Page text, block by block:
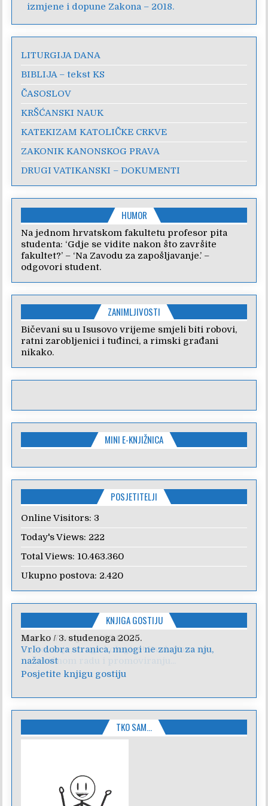
izmjene i dopune Zakona – 2018.
LITURGIJA DANA
BIBLIJA – tekst KS
ČASOSLOV
KRŠĆANSKI NAUK
KATEKIZAM KATOLIČKE CRKVE
ZAKONIK KANONSKOG PRAVA
DRUGI VATIKANSKI – DOKUMENTI
HUMOR
Na jednom hrvatskom fakultetu profesor pita
studenta: ‘Gdje se vidite nakon što završite
fakultet?’ – ‘Na Zavodu za zapošljavanje.’ –
odgovori student.
ZANIMLJIVOSTI
Bičevani su u Isusovo vrijeme smjeli biti robovi,
ratni zarobljenici i tuđinci, a rimski građani
nikako.
MINI E-KNJIŽNICA
POSJETITELJI
Online Visitors: 3
Today's Views: 222
Total Views: 10.463.360
Ukupno postova: 2.420
KNJIGA GOSTIJU
Anica/7. veljače 2024.
Poštovanje, draga kolegice! Hvala Vam na
nesebičnom radu i promoviranju...
Posjetite knjigu gostiju
TKO SAM…